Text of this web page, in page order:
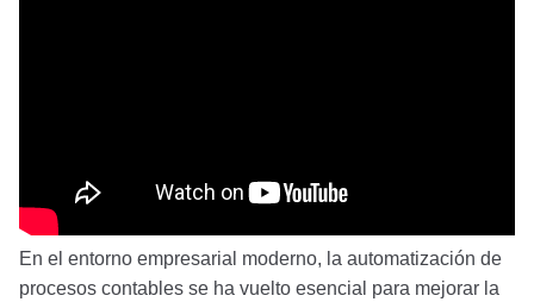
En el entorno empresarial moderno, la automatización de
procesos contables se ha vuelto esencial para mejorar la